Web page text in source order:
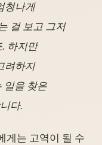
청나게
걸 보고 그저
하지만
려하지
일을 찾은
다.
게는 고역이 될 수